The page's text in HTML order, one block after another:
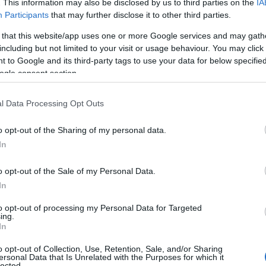
This information may also be disclosed by us to third parties on the
Participants that may further disclose it to other third parties.
that this website/app uses one or more Google services and may
but not limited to your visit or usage behaviour. You may
to Google and its third-party tags to use your data for below
consent section.
Data Processing Opt Outs
opt-out of the Sharing of my personal data.
opt-out of the Sale of my Personal Data.
opt-out of processing my Personal Data for Targeted
opt-out of Collection, Use, Retention, Sale, and/or Sharing
Data that Is Unrelated with the Purposes for which it
Andreas Nygaard (2:24:13.7)
finnes HER.
Pro Tour – Event 4
sesong XVI videre med det fjerde rennet dagen
Ski Classics-renn, det individuelle
annerledes enn lørdagens 60 km lange
noe som også blir en ekstra påkjenning.